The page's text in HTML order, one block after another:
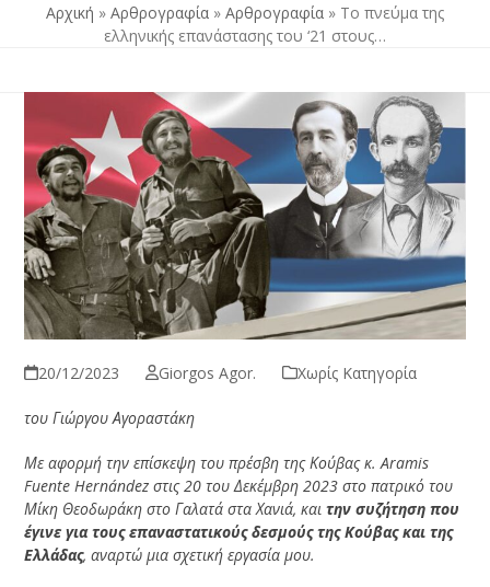
Αρχική » Αρθρογραφία » Αρθρογραφία » Το πνεύμα της
ελληνικής επανάστασης του ‘21 στους…
20/12/2023 Giorgos Agor. Χωρίς Κατηγορία
του Γιώργου Αγοραστάκη
Με αφορμή την επίσκεψη του πρέσβη της Κούβας κ. Aramis
Fuente Hernández στις 20 του Δεκέμβρη 2023 στο πατρικό του
Μίκη Θεοδωράκη στο Γαλατά στα Χανιά, καιτην συζήτηση που
έγινε για τους επαναστατικούς δεσμούς της Κούβας και της
Ελλάδας, αναρτώ μια σχετική εργασία μου.